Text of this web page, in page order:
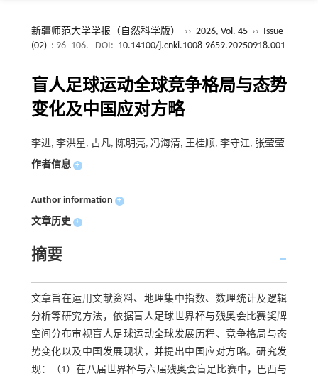
新疆师范大学学报（自然科学版） ›› 2026, Vol. 45 ›› Issue
(02) : 96 -106. DOI: 10.14100/j.cnki.1008-9659.20250918.001
盲人足球运动全球竞争格局与态势
变化及中国应对方略
李进, 李洪星, 古凡, 陈明亮, 冯海清, 王桂顺, 李守江, 张莹莹
作者信息 +
Author information +
文章历史 +
摘要
文章旨在运用文献资料、地理集中指数、数理统计及逻辑
分析等研究方法，依据盲人足球世界杯与残奥会比赛奖牌
空间分布审视盲人足球运动全球发展历程、竞争格局与态
势变化以及中国发展现状，并提出中国应对方略。研究发
现：（1）在八届世界杯与六届残奥会盲足比赛中，巴西与